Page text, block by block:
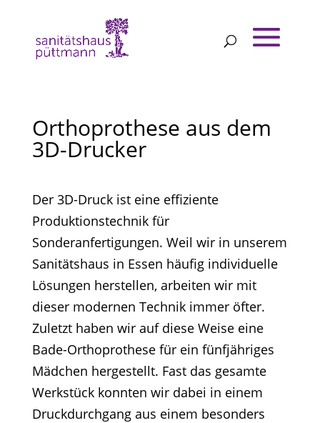
Orthoprothese aus dem
3D-Drucker
Der 3D-Druck ist eine effiziente
Produktionstechnik für
Sonderanfertigungen. Weil wir in unserem
Sanitätshaus in Essen häufig individuelle
Lösungen herstellen, arbeiten wir mit
dieser modernen Technik immer öfter.
Zuletzt haben wir auf diese Weise eine
Bade-Orthoprothese für ein fünfjähriges
Mädchen hergestellt. Fast das gesamte
Werkstück konnten wir dabei in einem
Druckdurchgang aus einem besonders